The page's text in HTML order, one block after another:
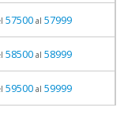
57500al 57999
58500al 58999
59500al 59999